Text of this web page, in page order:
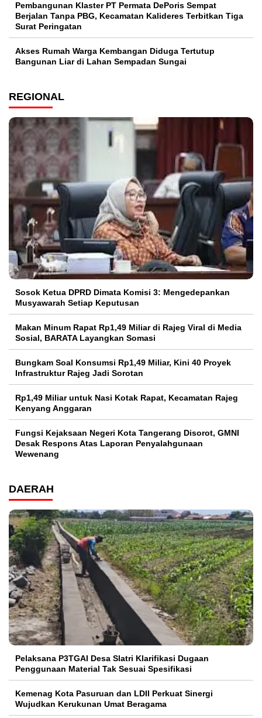
Pembangunan Klaster PT Permata DePoris Sempat
Berjalan Tanpa PBG, Kecamatan Kalideres Terbitkan Tiga
Surat Peringatan
Akses Rumah Warga Kembangan Diduga Tertutup
Bangunan Liar di Lahan Sempadan Sungai
REGIONAL
Sosok Ketua DPRD Dimata Komisi 3: Mengedepankan
Musyawarah Setiap Keputusan
Makan Minum Rapat Rp1,49 Miliar di Rajeg Viral di Media
Sosial, BARATA Layangkan Somasi
Bungkam Soal Konsumsi Rp1,49 Miliar, Kini 40 Proyek
Infrastruktur Rajeg Jadi Sorotan
Rp1,49 Miliar untuk Nasi Kotak Rapat, Kecamatan Rajeg
Kenyang Anggaran
Fungsi Kejaksaan Negeri Kota Tangerang Disorot, GMNI
Desak Respons Atas Laporan Penyalahgunaan
Wewenang
DAERAH
Pelaksana P3TGAI Desa Slatri Klarifikasi Dugaan
Penggunaan Material Tak Sesuai Spesifikasi
Kemenag Kota Pasuruan dan LDII Perkuat Sinergi
Wujudkan Kerukunan Umat Beragama